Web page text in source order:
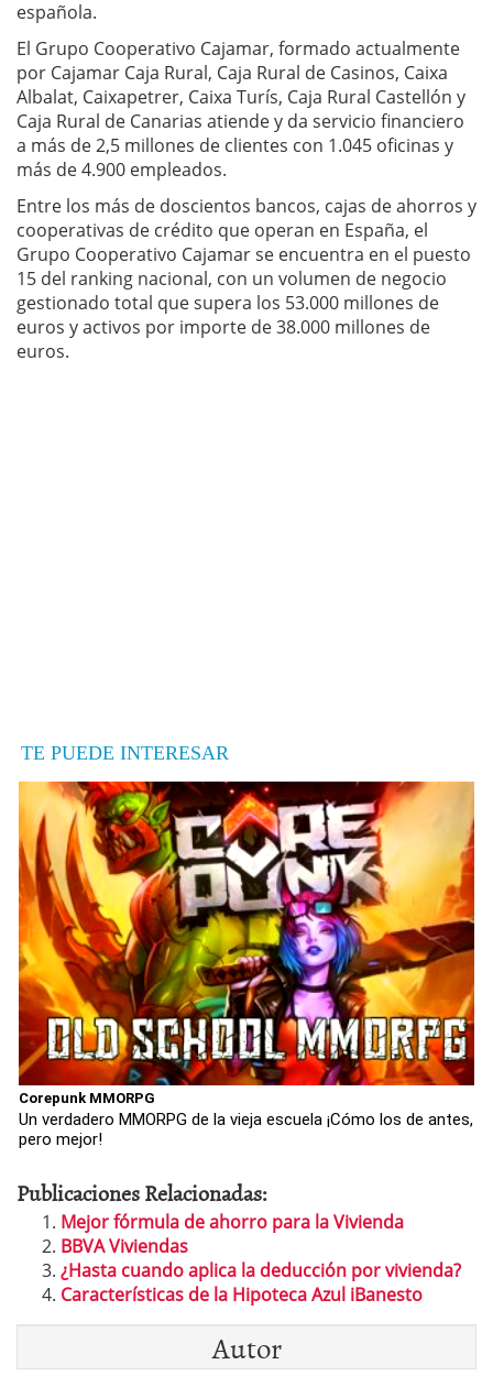
española.
El Grupo Cooperativo Cajamar, formado actualmente
por Cajamar Caja Rural, Caja Rural de Casinos, Caixa
Albalat, Caixapetrer, Caixa Turís, Caja Rural Castellón y
Caja Rural de Canarias atiende y da servicio financiero
a más de 2,5 millones de clientes con 1.045 oficinas y
más de 4.900 empleados.
Entre los más de doscientos bancos, cajas de ahorros y
cooperativas de crédito que operan en España, el
Grupo Cooperativo Cajamar se encuentra en el puesto
15 del ranking nacional, con un volumen de negocio
gestionado total que supera los 53.000 millones de
euros y activos por importe de 38.000 millones de
euros.
TE PUEDE INTERESAR
Corepunk MMORPG
Un verdadero MMORPG de la vieja escuela ¡Cómo los de antes,
pero mejor!
Publicaciones Relacionadas:
Mejor fórmula de ahorro para la Vivienda
BBVA Viviendas
¿Hasta cuando aplica la deducción por vivienda?
Características de la Hipoteca Azul iBanesto
Autor